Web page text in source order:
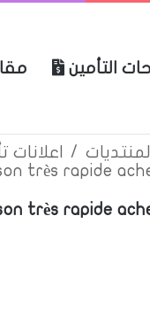
التأمين الرئيسية
المنتديات / اعلانات
très rapide
très rapide